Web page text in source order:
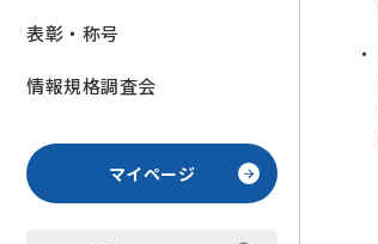
表彰・称号
情報規格調査会
マイページ